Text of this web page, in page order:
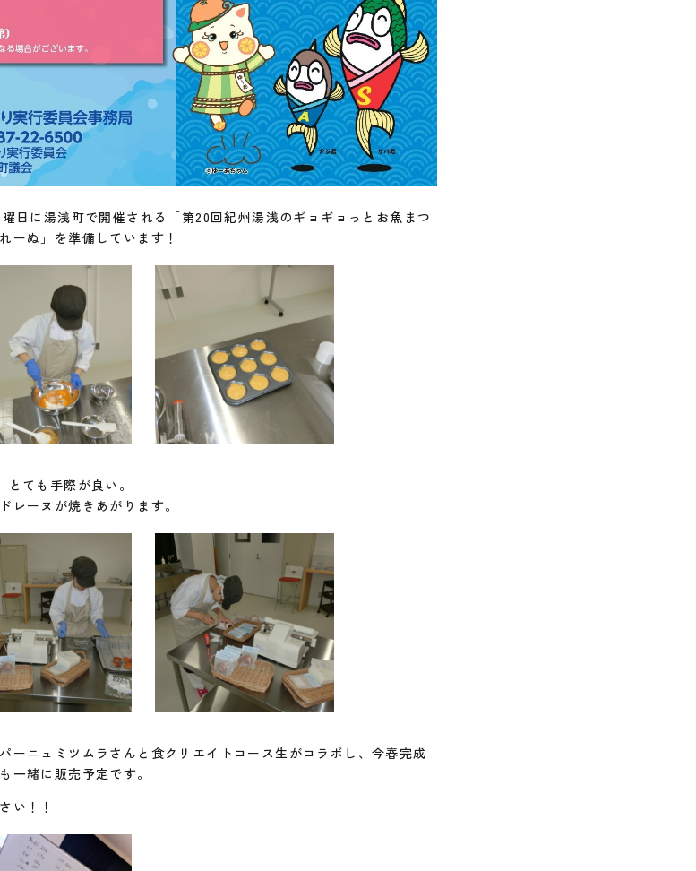
日に湯浅町で開催される「第20回紀州湯浅のギョギョっとお魚まつ
ーぬ」を準備しています！
ても手際が良い。
レーヌが焼きあがります。
ーニュミツムラさんと食クリエイトコース生がコラボし、今春完成
一緒に販売予定です。
い！！